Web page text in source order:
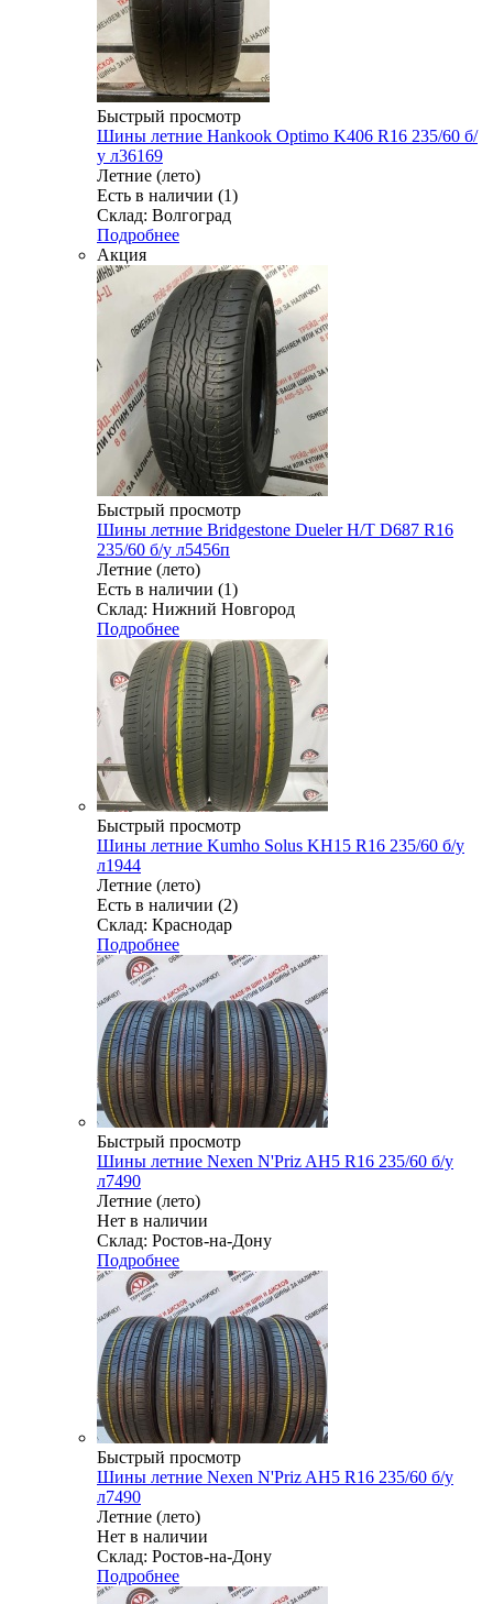
Быстрый просмотр
Шины летние Hankook Optimo K406 R16 235/60 б/
у л36169
Летние (лето)
Есть в наличии (1)
Склад: Волгоград
Подробнее
Акция
Быстрый просмотр
Шины летние Bridgestone Dueler H/T D687 R16
235/60 б/у л5456п
Летние (лето)
Есть в наличии (1)
Склад: Нижний Новгород
Подробнее
Быстрый просмотр
Шины летние Kumho Solus KH15 R16 235/60 б/у
л1944
Летние (лето)
Есть в наличии (2)
Склад: Краснодар
Подробнее
Быстрый просмотр
Шины летние Nexen N'Priz AH5 R16 235/60 б/у
л7490
Летние (лето)
Нет в наличии
Склад: Ростов-на-Дону
Подробнее
Быстрый просмотр
Шины летние Nexen N'Priz AH5 R16 235/60 б/у
л7490
Летние (лето)
Нет в наличии
Склад: Ростов-на-Дону
Подробнее